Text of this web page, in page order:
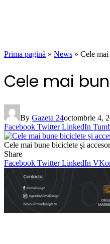
Prima pagină » News » Cele
Cele mai
By Gazeta 24octombrie 4,
Facebook Twitter LinkedIn
Cele mai bune biciclete și
Share
Facebook Twitter LinkedIn